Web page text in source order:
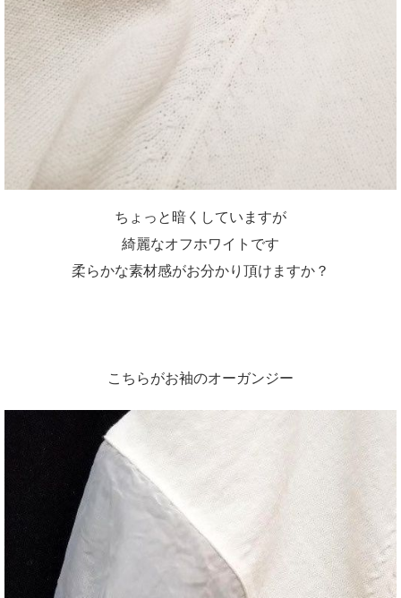
ちょっと暗くしていますが
綺麗なオフホワイトです
柔らかな素材感がお分かり頂けますか？
こちらがお袖のオーガンジー